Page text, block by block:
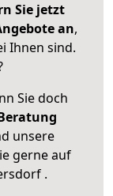
Sie jetzt
an,
Ihnen sind.
Sie doch
unsere
gerne auf
.